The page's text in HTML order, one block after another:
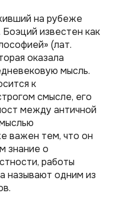
на рубеже
известен как
(лат.
оказала
мысль.
к
смысле, его
между античной
важен тем, что он
знание о
работы
называют одним из